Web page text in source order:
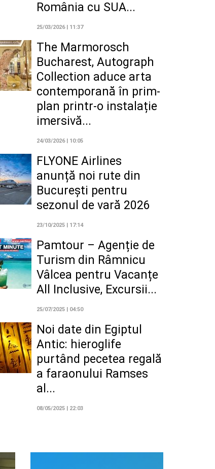
România cu SUA...
25/03/2026 | 11:37
The Marmorosch
Bucharest, Autograph
Collection aduce arta
contemporană în prim-
plan printr-o instalație
imersivă...
24/03/2026 | 10:05
FLYONE Airlines
anunță noi rute din
București pentru
sezonul de vară 2026
23/10/2025 | 17:14
Pamtour – Agenție de
Turism din Râmnicu
Vâlcea pentru Vacanțe
All Inclusive, Excursii...
25/07/2025 | 04:50
Noi date din Egiptul
Antic: hieroglife
purtând pecetea regală
a faraonului Ramses
al...
08/05/2025 | 22:03